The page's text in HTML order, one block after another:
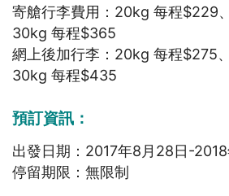
寄艙行李費用：20kg 每程$229
30kg 每程$365
網上後加行李：20kg 每程$275
30kg 每程$435
預訂資訊：
出發日期：2017年8月28日-
停留期限：無限制